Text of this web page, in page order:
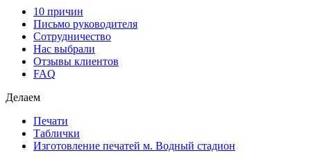
10 причин
Письмо руководителя
Сотрудничество
Нас выбрали
Отзывы клиентов
FAQ
Делаем
Печати
Таблички
Изготовление печатей м. Водный стадион